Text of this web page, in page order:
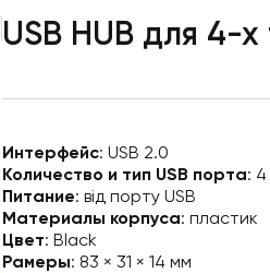
USB HUB для 4-х
Интерфейс: USB 2.0
Количество и тип USB порта: 4
Питание: від порту USB
Материалы корпуса: пластик
Цвет: Black
Рамеры: 83 × 31 × 14 мм